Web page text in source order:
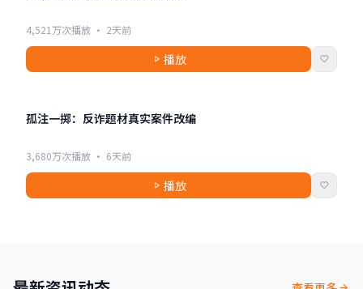
4,521万次播放 · 2天前
播放
电影
孤注一掷：反诈题材真实案件改编
3,680万次播放 · 6天前
播放